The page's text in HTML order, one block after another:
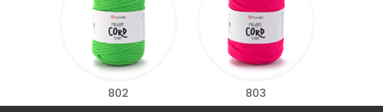
802 803